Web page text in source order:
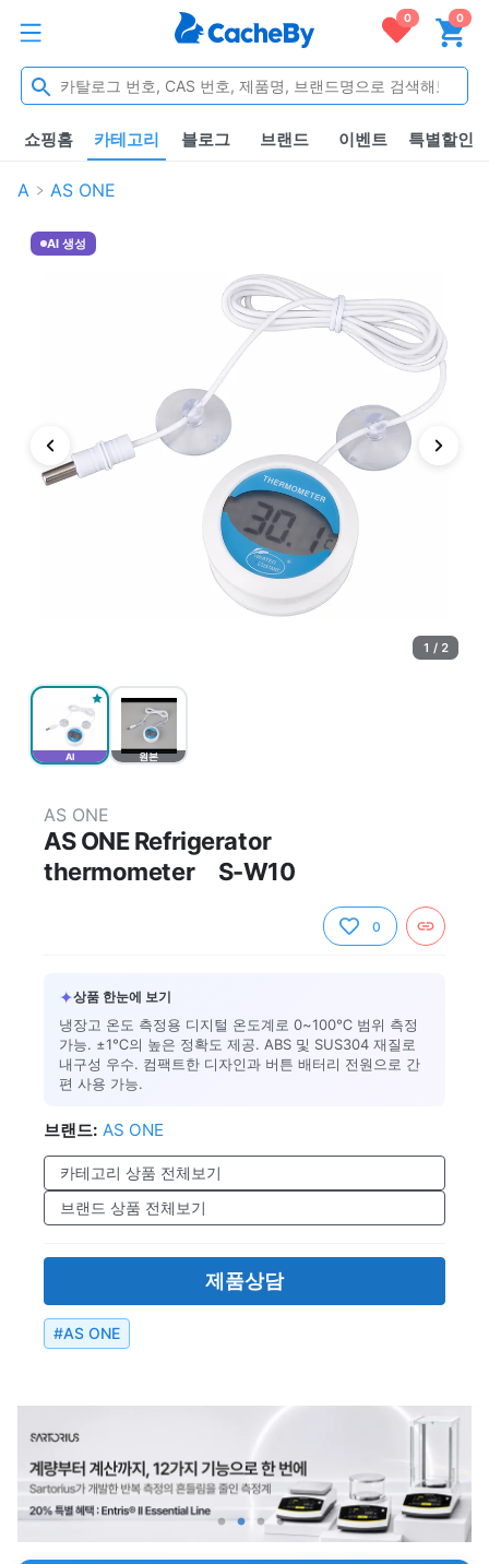
0 0
쇼핑홈 카테고리 블로그 브랜드 이벤트 특별할인
A AS ONE
AI 원본
AI 생성
1 / 2
AS ONE
AS ONE Refrigerator
thermometer S-W10
0
✦상품 한눈에 보기
냉장고 온도 측정용 디지털 온도계로 0~100℃ 범위 측정
가능. ±1℃의 높은 정확도 제공. ABS 및 SUS304 재질로
내구성 우수. 컴팩트한 디자인과 버튼 배터리 전원으로 간
편 사용 가능.
브랜드: AS ONE
카테고리 상품 전체보기
브랜드 상품 전체보기
제품상담
#AS ONE